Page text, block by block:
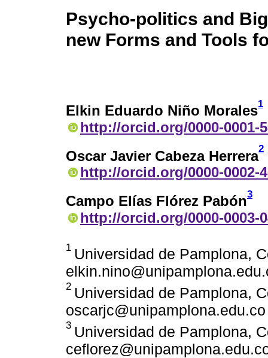
Psycho-politics and
new Forms and Tools
Elkin Eduardo Niño Morales1
http://orcid.org/0000-0001-
Oscar Javier Cabeza Herrera2
http://orcid.org/0000-0002-
Campo Elías Flórez Pabón3
http://orcid.org/0000-0003-
1 Universidad de Pamplona,
2 Universidad de Pamplona,
oscarjc@unipamplona.edu.co
3 Universidad de Pamplona,